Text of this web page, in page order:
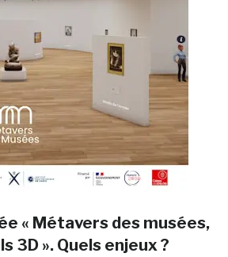
« Métavers des musées,
3D ». Quels enjeux ?